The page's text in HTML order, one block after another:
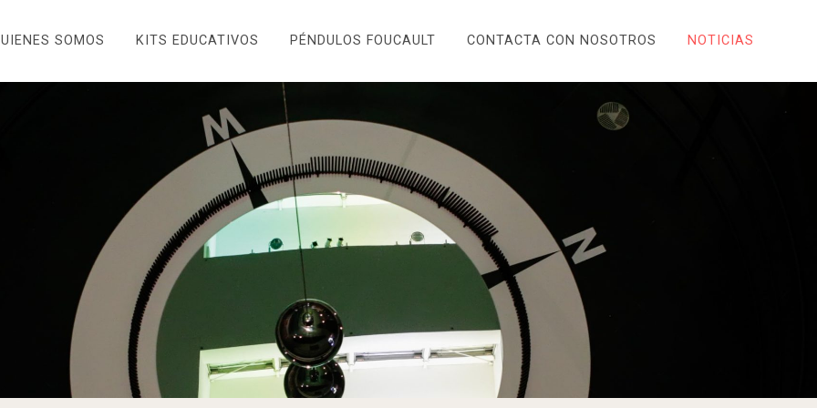
SOMOS KITS EDUCATIVOS PÉNDULOS FOUCAULT CONTACTA CON NOSOTROS NOTICIAS